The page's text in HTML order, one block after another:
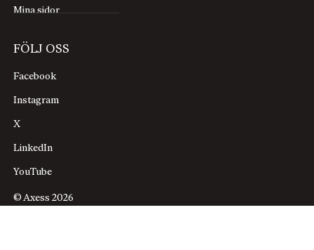
Mina sidor
FÖLJ OSS
Facebook
Instagram
X
LinkedIn
YouTube
© Axess 2026